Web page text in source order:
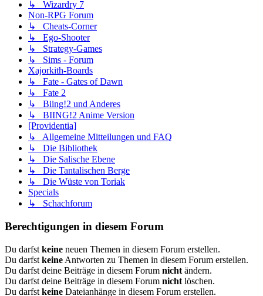
↳ Wizardry 7
Non-RPG Forum
↳ Cheats-Corner
↳ Ego-Shooter
↳ Strategy-Games
↳ Sims - Forum
Xajorkith-Boards
↳ Fate - Gates of Dawn
↳ Fate 2
↳ Biing!2 und Anderes
↳ BIING!2 Anime Version
[Providentia]
↳ Allgemeine Mitteilungen und FAQ
↳ Die Bibliothek
↳ Die Salische Ebene
↳ Die Tantalischen Berge
↳ Die Wüste von Toriak
Specials
↳ Schachforum
Berechtigungen in diesem Forum
Du darfst keine neuen Themen in diesem Forum erstellen.
Du darfst keine Antworten zu Themen in diesem Forum erstellen.
Du darfst deine Beiträge in diesem Forum nicht ändern.
Du darfst deine Beiträge in diesem Forum nicht löschen.
Du darfst keine Dateianhänge in diesem Forum erstellen.